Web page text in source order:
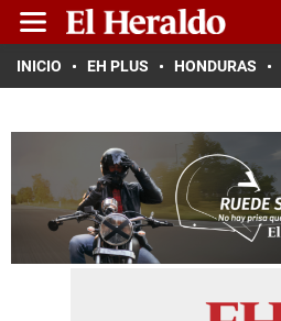
INICIO EH PLUS HONDURAS